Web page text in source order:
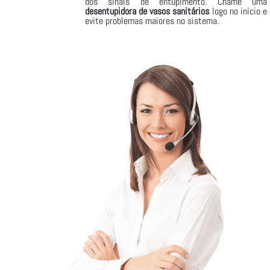
desentupidora de vasos sanitários logo no início e
evite problemas maiores no sistema.